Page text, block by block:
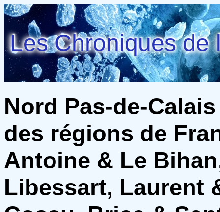
Les Chroniques de
Nord Pas-de-
des régions de
Antoine & Le
Libessart, Laurent